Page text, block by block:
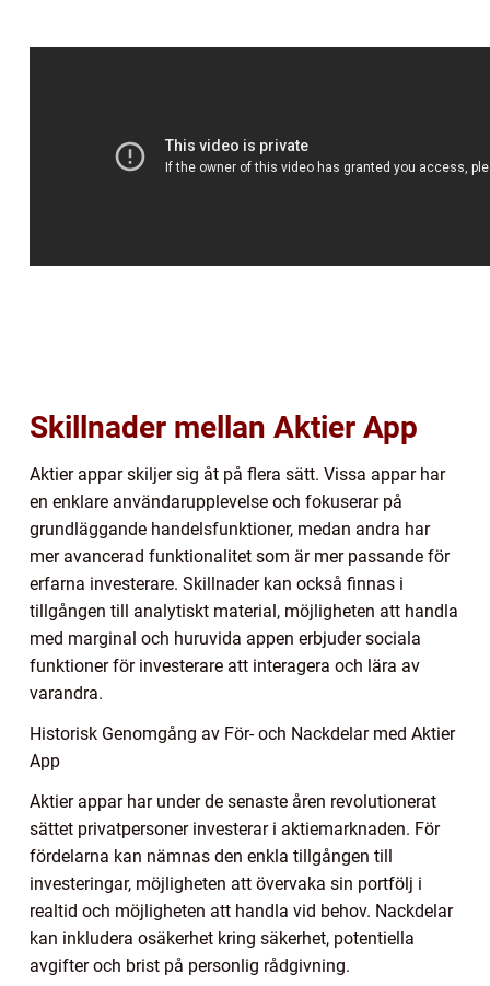
Skillnader mellan Aktier App
Aktier appar skiljer sig åt på flera sätt. Vissa appar har
en enklare användarupplevelse och fokuserar på
grundläggande handelsfunktioner, medan andra har
mer avancerad funktionalitet som är mer passande för
erfarna investerare. Skillnader kan också finnas i
tillgången till analytiskt material, möjligheten att handla
med marginal och huruvida appen erbjuder sociala
funktioner för investerare att interagera och lära av
varandra.
Historisk Genomgång av För- och Nackdelar med Aktier
App
Aktier appar har under de senaste åren revolutionerat
sättet privatpersoner investerar i aktiemarknaden. För
fördelarna kan nämnas den enkla tillgången till
investeringar, möjligheten att övervaka sin portfölj i
realtid och möjligheten att handla vid behov. Nackdelar
kan inkludera osäkerhet kring säkerhet, potentiella
avgifter och brist på personlig rådgivning.